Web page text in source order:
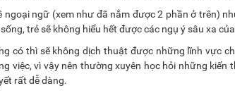
ngoại ngữ (xem như đã nắm được 2 phần ở trên)
trẻ sẽ không hiểu hết được các ngụ ý sâu xa
có thì sẽ không dịch thuật được những lĩnh vực
việc, vì vậy nên thường xuyên học hỏi những
rất dễ dàng.